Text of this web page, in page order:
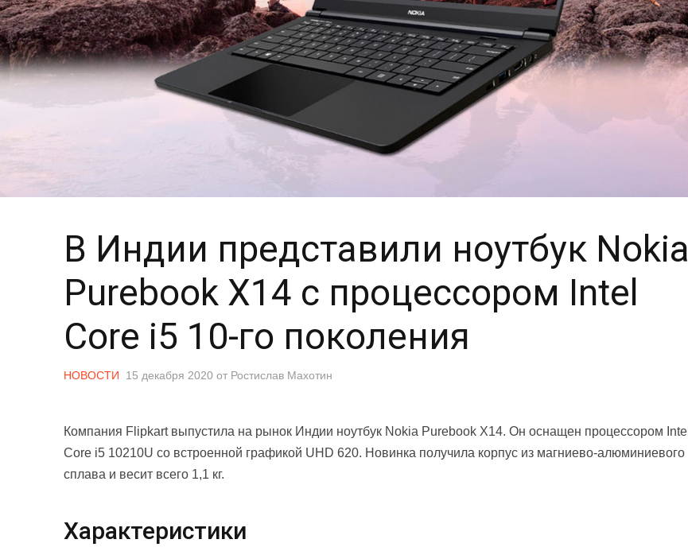
В Индии представили ноутбук Nokia
Purebook X14 с процессором Intel
Core i5 10-го поколения
НОВОСТИ 15 декабря 2020 от Ростислав Махотин
Компания Flipkart выпустила на рынок Индии ноутбук Nokia Purebook X14. Он оснащен процессором Intel
Core i5 10210U со встроенной графикой UHD 620. Новинка получила корпус из магниево-алюминиевого
сплава и весит всего 1,1 кг.
Характеристики